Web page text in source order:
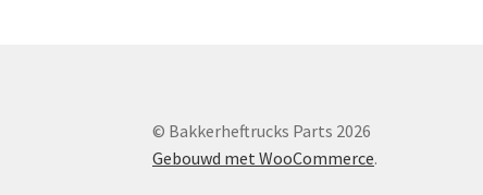
© Bakkerheftrucks Parts 2026
Gebouwd met WooCommerce.